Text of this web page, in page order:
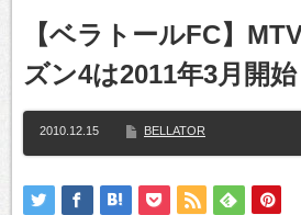
【ベラトールFC】
ズン4は2011年3月開始
2010.12.15 BELLATOR